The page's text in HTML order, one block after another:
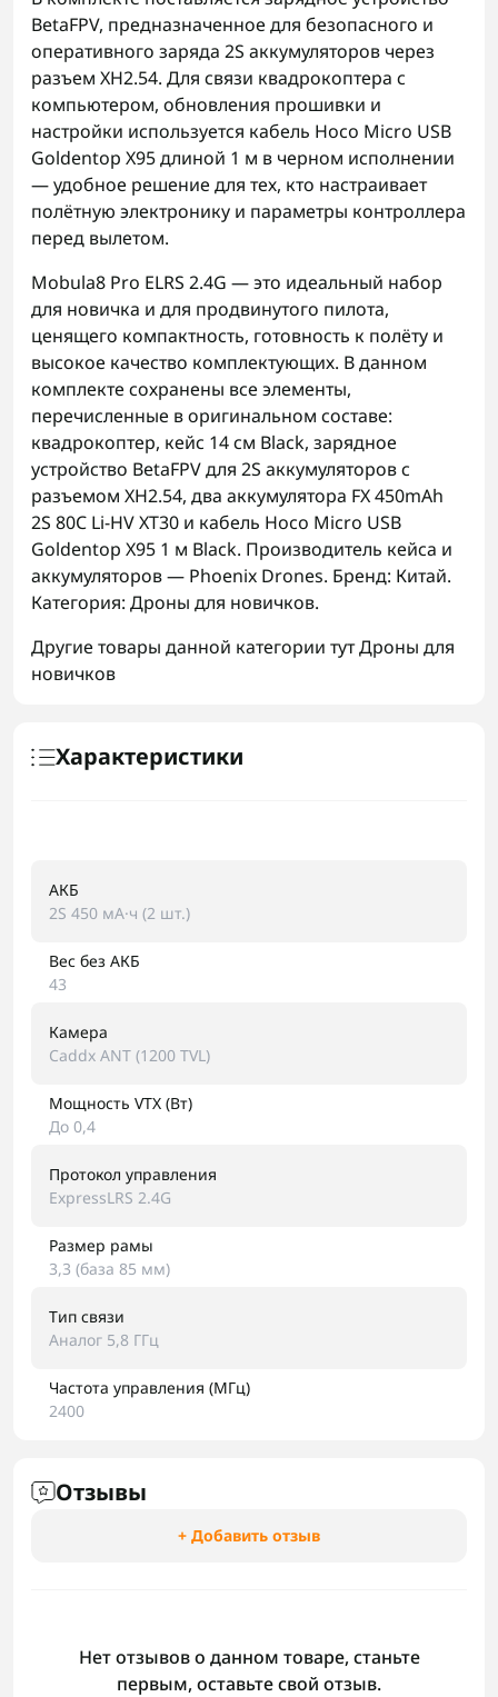
BetaFPV, предназначенное для безопасного и
оперативного заряда 2S аккумуляторов через
разъем XH2.54. Для связи квадрокоптера с
компьютером, обновления прошивки и
настройки используется кабель Hoco Micro USB
Goldentop X95 длиной 1 м в черном исполнении
— удобное решение для тех, кто настраивает
полётную электронику и параметры контроллера
перед вылетом.
Mobula8 Pro ELRS 2.4G — это идеальный набор
для новичка и для продвинутого пилота,
ценящего компактность, готовность к полёту и
высокое качество комплектующих. В данном
комплекте сохранены все элементы,
перечисленные в оригинальном составе:
квадрокоптер, кейс 14 см Black, зарядное
устройство BetaFPV для 2S аккумуляторов с
разъемом XH2.54, два аккумулятора FX 450mAh
2S 80C Li-HV XT30 и кабель Hoco Micro USB
Goldentop X95 1 м Black. Производитель кейса и
аккумуляторов — Phoenix Drones. Бренд: Китай.
Категория: Дроны для новичков.
Другие товары данной категории тутДроны для
новичков
Характеристики
АКБ
2S 450 мА·ч (2 шт.)
Вес без АКБ
43
Камера
Caddx ANT (1200 TVL)
Мощность VTX (Вт)
До 0,4
Протокол управления
ExpressLRS 2.4G
Размер рамы
3,3 (база 85 мм)
Тип связи
Аналог 5,8 ГГц
Частота управления (МГц)
2400
Отзывы
+ Добавить отзыв
Нет отзывов о данном товаре, станьте
первым, оставьте свой отзыв.